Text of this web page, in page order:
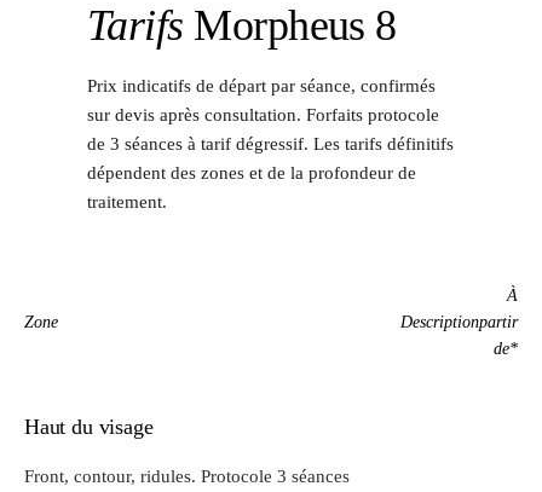
Tarifs Morpheus 8
Prix indicatifs de départ par séance, confirmés
sur devis après consultation. Forfaits protocole
de 3 séances à tarif dégressif. Les tarifs définitifs
dépendent des zones et de la profondeur de
traitement.
Zone Description
À
partir
de*
Haut du visage
Front, contour, ridules. Protocole 3 séances